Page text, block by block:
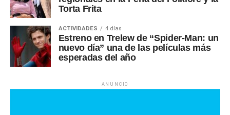
Torta Frita
ACTIVIDADES 4 días
Estreno en Trelew de “Spider-Man: un
nuevo día” una de las películas más
esperadas del año
ANUNCIO